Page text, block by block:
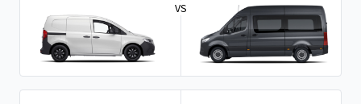
VS